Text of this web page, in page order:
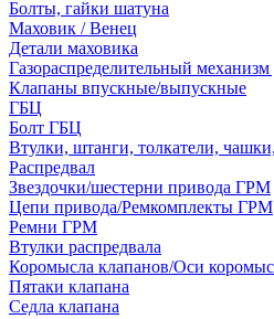
Болты, гайки шатуна
Маховик / Венец
Детали маховика
Газораспределительный механизм
Клапаны впускные/выпускные
ГБЦ
Болт ГБЦ
Втулки, штанги, толкатели,
Распредвал
Звездочки/шестерни привода ГРМ
Цепи привода/Ремкомплекты ГРМ
Ремни ГРМ
Втулки распредвала
Коромысла клапанов/Оси
Пятаки клапана
Седла клапана